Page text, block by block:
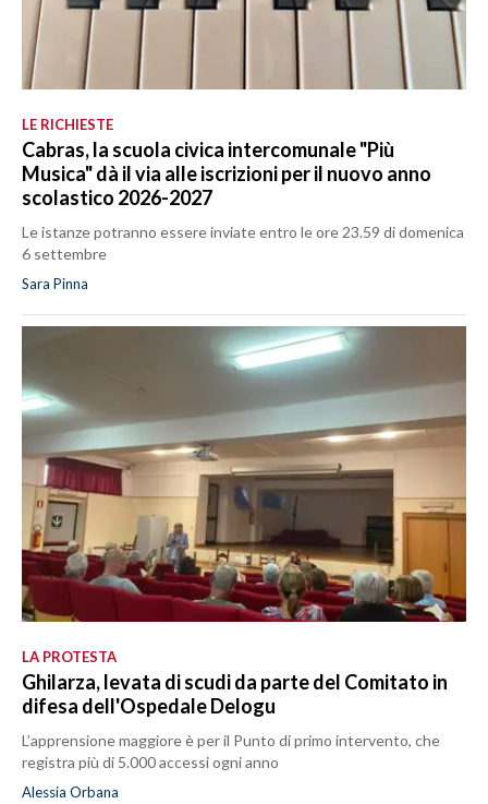
LE RICHIESTE
Cabras, la scuola civica intercomunale "Più
Musica" dà il via alle iscrizioni per il nuovo anno
scolastico 2026-2027
Le istanze potranno essere inviate entro le ore 23.59 di domenica
6 settembre
Sara Pinna
LA PROTESTA
Ghilarza, levata di scudi da parte del Comitato in
difesa dell'Ospedale Delogu
L’apprensione maggiore è per il Punto di primo intervento, che
registra più di 5.000 accessi ogni anno
Alessia Orbana